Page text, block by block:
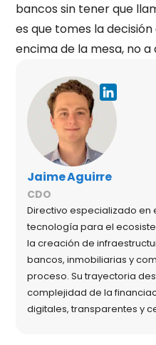
bancos sin tener que
es que tomes la
encima de la mesa, no a
Jaime Aguirre
CDO
Directivo especializado
tecnología para el
la creación de
bancos, inmobiliarias y
proceso. Su trayectoria
complejidad de la
digitales, transparentes y